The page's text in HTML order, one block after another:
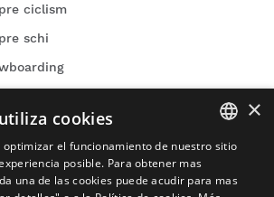
ciclism
schi
Abonează-te pentru a primi
de la Siroko.
SPANISH
ENGLISH
×
cookies
optimizar el funcionamiento de nuestro sitio
posible. Para obtener mas
una de las cookies puede acudir para mas